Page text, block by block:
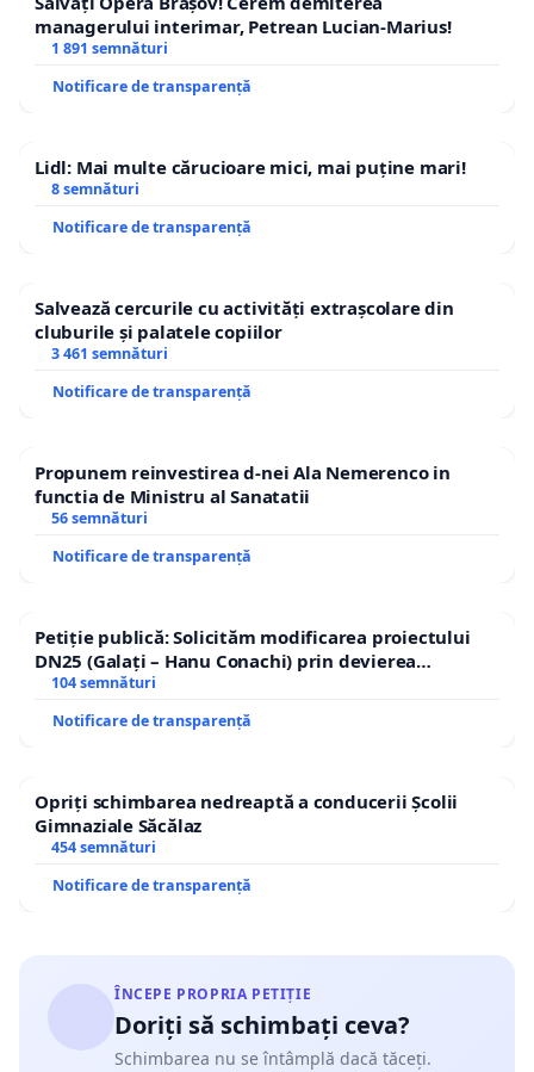
managerului interimar, Petrean Lucian-Marius!
1 891 semnături
Notificare de transparență
Lidl: Mai multe cărucioare mici, mai puține mari!
8 semnături
Notificare de transparență
Salvează cercurile cu activități extrașcolare din
cluburile și palatele copiilor
3 461 semnături
Notificare de transparență
Propunem reinvestirea d-nei Ala Nemerenco in
functia de Ministru al Sanatatii
56 semnături
Notificare de transparență
Petiție publică: Solicităm modificarea proiectului
DN25 (Galați – Hanu Conachi) prin devierea
traseului în afara localităților!
104 semnături
Notificare de transparență
Opriți schimbarea nedreaptă a conducerii Școlii
Gimnaziale Săcălaz
454 semnături
Notificare de transparență
ÎNCEPE PROPRIA PETIȚIE
Doriți să schimbați ceva?
Schimbarea nu se întâmplă dacă tăceți.